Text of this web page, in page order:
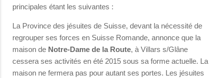
principales étant les suivantes :
La Province des jésuites de Suisse, devant la nécessité de
regrouper ses forces en Suisse Romande, annonce que la
maison de Notre-Dame de la Route, à Villars s/Glâne
cessera ses activités en été 2015 sous sa forme actuelle. La
maison ne fermera pas pour autant ses portes. Les jésuites